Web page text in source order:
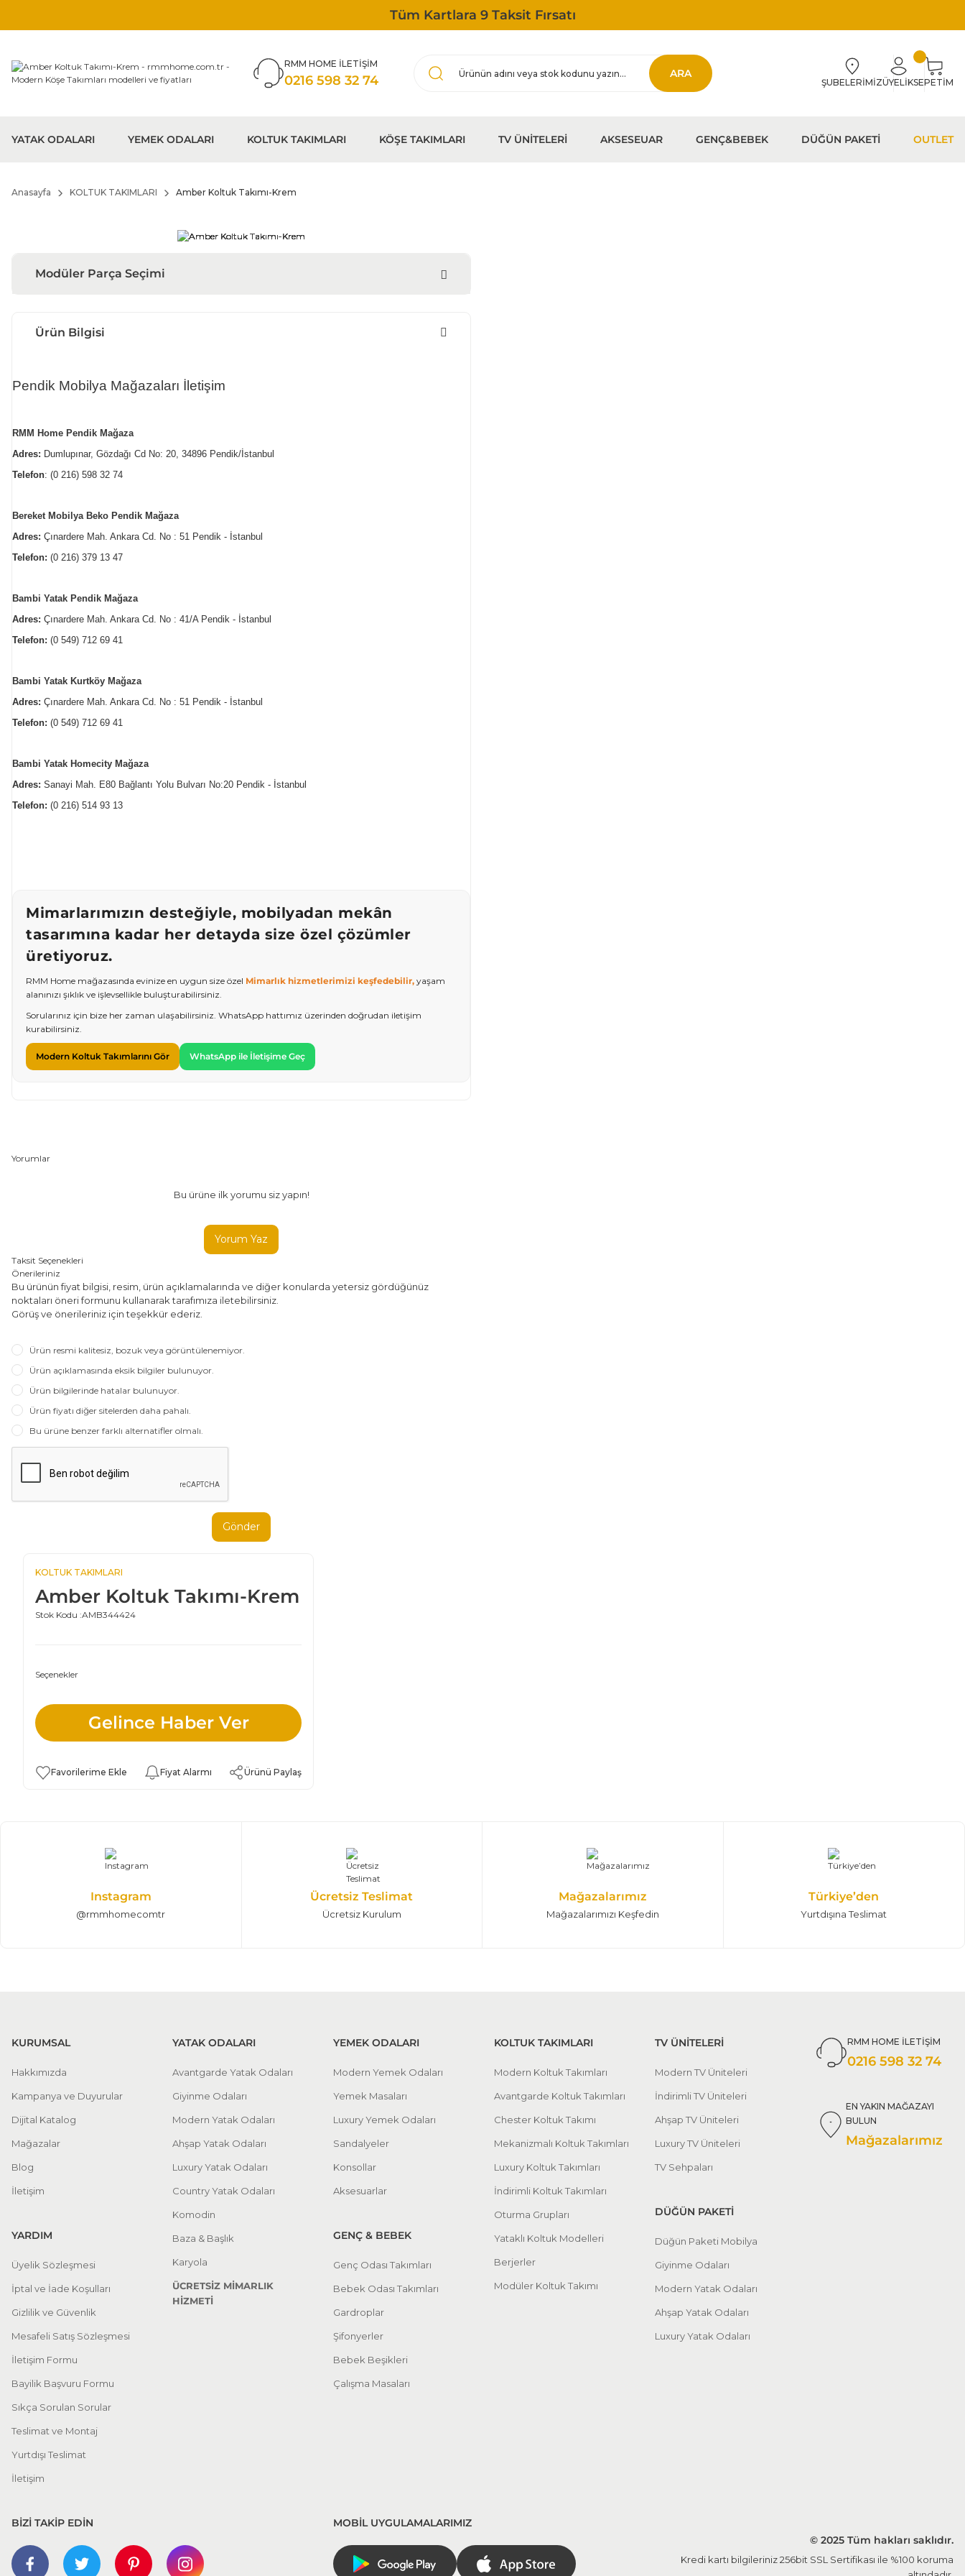
Tüm Kartlara 9 Taksit Fırsatı
RMM HOME İLETİŞİM
0216 598 32 74 ARA
ŞUBELERİMİZÜYELİKSEPETİM
YATAK ODALARI YEMEK ODALARI KOLTUK TAKIMLARI KÖŞE TAKIMLARI TV ÜNİTELERİ AKSESEUAR GENÇ&BEBEK DÜĞÜN PAKETİ OUTLET
Anasayfa KOLTUK TAKIMLARI Amber Koltuk Takımı-Krem
Modüler Parça Seçimi
Ürün Bilgisi
Pendik Mobilya Mağazaları İletişim
RMM Home Pendik Mağaza
Adres: Dumlupınar, Gözdağı Cd No: 20, 34896 Pendik/İstanbul
Telefon: (0 216) 598 32 74
Bereket Mobilya Beko Pendik Mağaza
Adres: Çınardere Mah. Ankara Cd. No : 51 Pendik - İstanbul
Telefon: (0 216) 379 13 47
Bambi Yatak Pendik Mağaza
Adres: Çınardere Mah. Ankara Cd. No : 41/A Pendik - İstanbul
Telefon: (0 549) 712 69 41
Bambi Yatak Kurtköy Mağaza
Adres: Çınardere Mah. Ankara Cd. No : 51 Pendik - İstanbul
Telefon: (0 549) 712 69 41
Bambi Yatak Homecity Mağaza
Adres: Sanayi Mah. E80 Bağlantı Yolu Bulvarı No:20 Pendik - İstanbul
Telefon: (0 216) 514 93 13
Mimarlarımızın desteğiyle, mobilyadan mekân
tasarımına kadar her detayda size özel çözümler
üretiyoruz.
RMM Home mağazasında evinize en uygun size özel Mimarlık hizmetlerimizi keşfedebilir, yaşam
alanınızı şıklık ve işlevsellikle buluşturabilirsiniz.
Sorularınız için bize her zaman ulaşabilirsiniz. WhatsApp hattımız üzerinden doğrudan iletişim
kurabilirsiniz.
Modern Koltuk Takımlarını Gör WhatsApp ile İletişime Geç
Yorumlar
Bu ürüne ilk yorumu siz yapın!
Yorum Yaz
Taksit Seçenekleri
Önerileriniz
Bu ürünün fiyat bilgisi, resim, ürün açıklamalarında ve diğer konularda yetersiz gördüğünüz
noktaları öneri formunu kullanarak tarafımıza iletebilirsiniz.
Görüş ve önerileriniz için teşekkür ederiz.
Ürün resmi kalitesiz, bozuk veya görüntülenemiyor.
Ürün açıklamasında eksik bilgiler bulunuyor.
Ürün bilgilerinde hatalar bulunuyor.
Ürün fiyatı diğer sitelerden daha pahalı.
Bu ürüne benzer farklı alternatifler olmalı.
Gönder
KOLTUK TAKIMLARI
Amber Koltuk Takımı-Krem
Stok Kodu :AMB344424
Seçenekler
Gelince Haber Ver
Fiyat Alarmı Ürünü Paylaş
Instagram
@rmmhomecomtr
Ücretsiz Teslimat
Ücretsiz Kurulum
Mağazalarımız
Mağazalarımızı Keşfedin
Türkiye’den
Yurtdışına Teslimat
KURUMSAL
Hakkımızda
Kampanya ve Duyurular
Dijital Katalog
Mağazalar
Blog
İletişim
YARDIM
Üyelik Sözleşmesi
İptal ve İade Koşulları
Gizlilik ve Güvenlik
Mesafeli Satış Sözleşmesi
İletişim Formu
Bayilik Başvuru Formu
Sıkça Sorulan Sorular
Teslimat ve Montaj
Yurtdışı Teslimat
İletişim
YATAK ODALARI
Avantgarde Yatak Odaları
Giyinme Odaları
Modern Yatak Odaları
Ahşap Yatak Odaları
Luxury Yatak Odaları
Country Yatak Odaları
Komodin
Baza & Başlık
Karyola
ÜCRETSİZ MİMARLIK
HİZMETİ
YEMEK ODALARI
Modern Yemek Odaları
Yemek Masaları
Luxury Yemek Odaları
Sandalyeler
Konsollar
Aksesuarlar
GENÇ & BEBEK
Genç Odası Takımları
Bebek Odası Takımları
Gardroplar
Şifonyerler
Bebek Beşikleri
Çalışma Masaları
KOLTUK TAKIMLARI
Modern Koltuk Takımları
Avantgarde Koltuk Takımları
Chester Koltuk Takımı
Mekanizmalı Koltuk Takımları
Luxury Koltuk Takımları
İndirimli Koltuk Takımları
Oturma Grupları
Yataklı Koltuk Modelleri
Berjerler
Modüler Koltuk Takımı
TV ÜNİTELERİ
Modern TV Üniteleri
İndirimli TV Üniteleri
Ahşap TV Üniteleri
Luxury TV Üniteleri
TV Sehpaları
DÜĞÜN PAKETİ
Düğün Paketi Mobilya
Giyinme Odaları
Modern Yatak Odaları
Ahşap Yatak Odaları
Luxury Yatak Odaları
RMM HOME İLETİŞİM
0216 598 32 74
EN YAKIN MAĞAZAYI
BULUN
Mağazalarımız
BİZİ TAKİP EDİN
MOBİL UYGULAMALARIMIZ
© 2025 Tüm hakları saklıdır.
Kredi kartı bilgileriniz 256bit SSL Sertifikası ile %100 koruma